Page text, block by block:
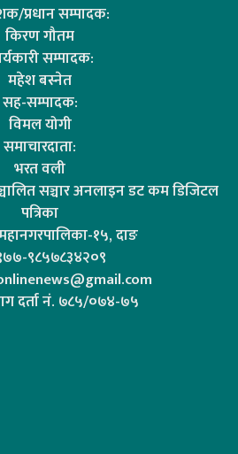
प्रधान सम्पादक:
किरण गौतम
सम्पादक:
महेश बस्नेत
सह-सम्पादक:
विमल योगी
समाचारदाता:
भरत वली
सञ्चार अनलाइन डट कम डिजिटल
पत्रिका
१५, दाङ
९८५७८३४२०९
दर्ता न‌ं. ७८५/०७४-७५